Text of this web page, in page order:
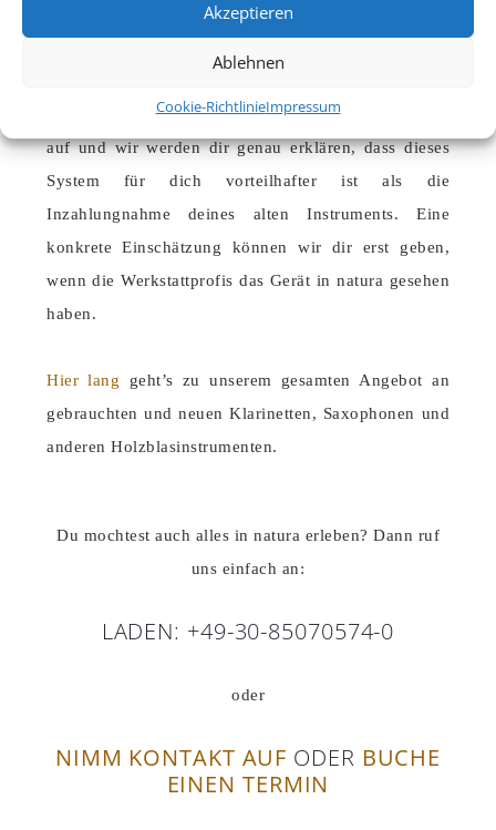
Akzeptieren
Ablehnen
Cookie-RichtlinieImpressum
du in ein seriöses Gebrauchtinstrument investierst.
Kommission verkaufen, nimm bitte Kontakt mit uns
auf und wir werden dir genau erklären, dass dieses
System für dich vorteilhafter ist als die
Inzahlungnahme deines alten Instruments. Eine
konkrete Einschätzung können wir dir erst geben,
wenn die Werkstattprofis das Gerät in natura gesehen
haben.
Hier lang geht’s zu unserem gesamten Angebot an
gebrauchten und neuen Klarinetten, Saxophonen und
anderen Holzblasinstrumenten.
Du mochtest auch alles in natura erleben? Dann ruf
uns einfach an:
LADEN: +49-30-85070574-0
oder
NIMM KONTAKT AUF ODER BUCHE
EINEN TERMIN